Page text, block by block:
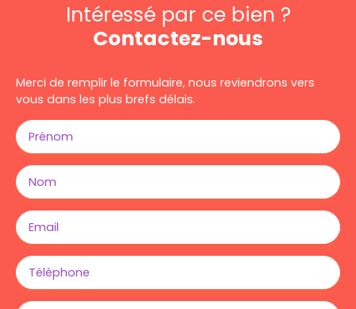
Intéressé par ce bien ?
Contactez-nous
Merci de remplir le formulaire, nous reviendrons vers
vous dans les plus brefs délais.
Prénom
Nom
Email
Téléphone